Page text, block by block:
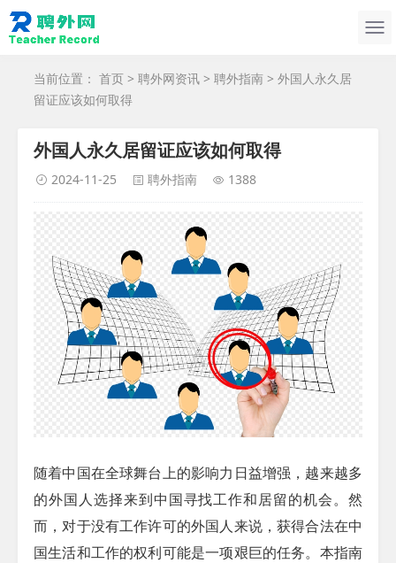
当前位置： 首页 > 聘外网资讯 > 聘外指南 > 外国人永久居
留证应该如何取得
外国人永久居留证应该如何取得
2024-11-25 聘外指南 1388
随着中国在全球舞台上的影响力日益增强，越来越多
的外国人选择来到中国寻找工作和居留的机会。然
而，对于没有工作许可的外国人来说，获得合法在中
国生活和工作的权利可能是一项艰巨的任务。本指南